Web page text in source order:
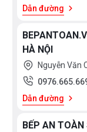
Dẫn đường
HÀ NỘI
Nguyễn Văn
Dẫn đường
BẾP AN TOÀN